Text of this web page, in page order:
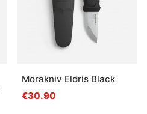
Morakniv Eldris Black
€30.90